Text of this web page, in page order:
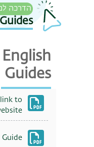
English
Guides
to
Guide